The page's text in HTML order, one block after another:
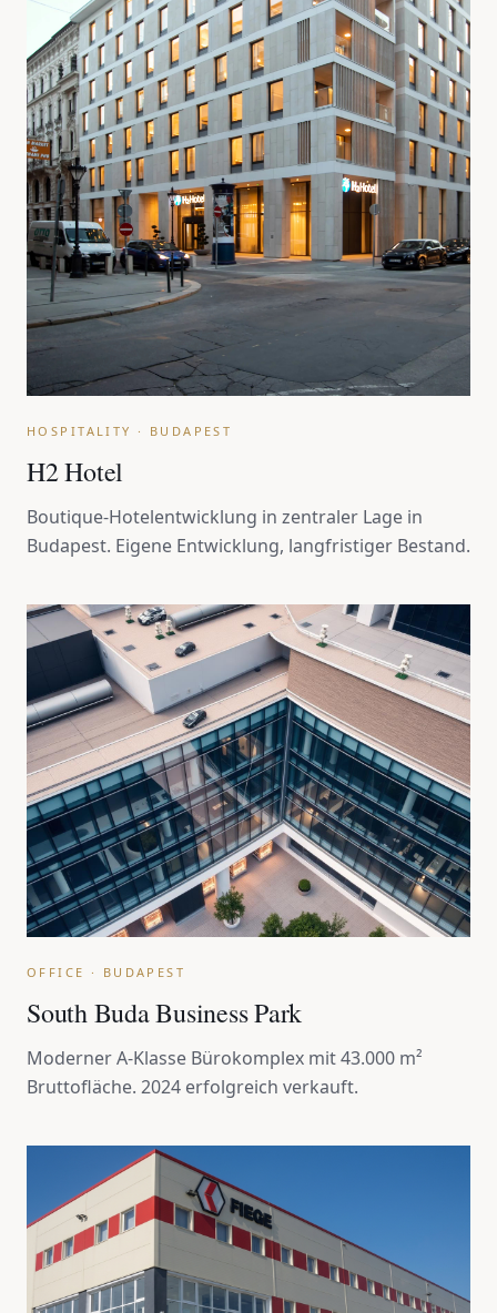
HOSPITALITY · BUDAPEST
H2 Hotel
Boutique-Hotelentwicklung in zentraler Lage in
Budapest. Eigene Entwicklung, langfristiger Bestand.
OFFICE · BUDAPEST
South Buda Business Park
Moderner A-Klasse Bürokomplex mit 43.000 m²
Bruttofläche. 2024 erfolgreich verkauft.